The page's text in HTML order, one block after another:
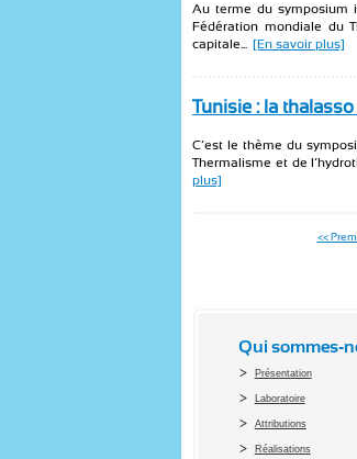
Au terme du symposium
Fédération mondiale du
capitale... [En savoir plus]
Tunisie : la
C’est le thème du
Thermalisme et de
plus]
<<
Qui sommes-
Présentation
Laboratoire
Attributions
Réalisations